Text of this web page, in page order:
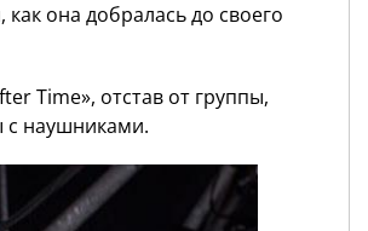
она добралась до своего
Time», отстав от группы,
с наушниками.